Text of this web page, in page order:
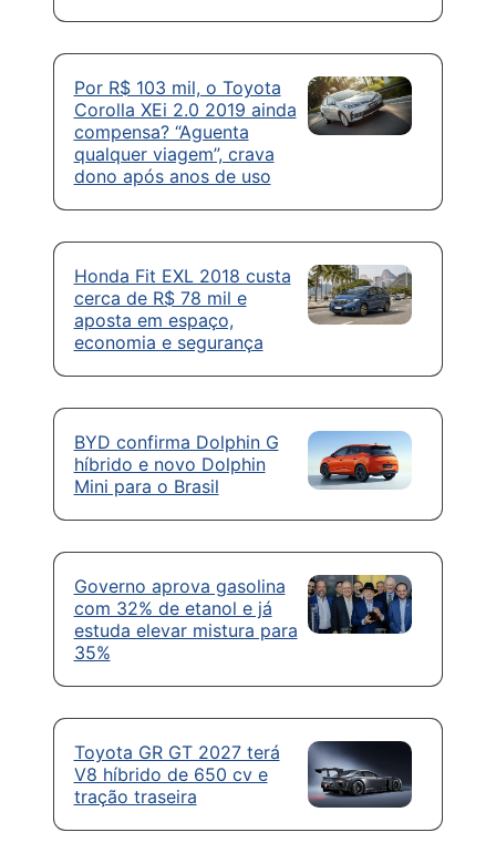
Por R$ 103 mil, o Toyota
Corolla XEi 2.0 2019 ainda
compensa? “Aguenta
qualquer viagem”, crava
dono após anos de uso
Honda Fit EXL 2018 custa
cerca de R$ 78 mil e
aposta em espaço,
economia e segurança
BYD confirma Dolphin G
híbrido e novo Dolphin
Mini para o Brasil
Governo aprova gasolina
com 32% de etanol e já
estuda elevar mistura para
35%
Toyota GR GT 2027 terá
V8 híbrido de 650 cv e
tração traseira